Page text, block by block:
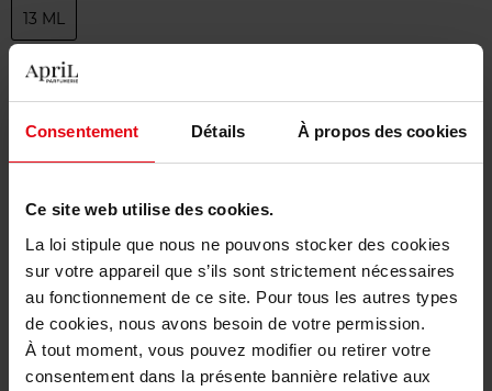
Consentement Détails À propos des cookies
Ce site web utilise des cookies.
La loi stipule que nous ne pouvons stocker des cookies
sur votre appareil que s’ils sont strictement nécessaires
au fonctionnement de ce site. Pour tous les autres types
de cookies, nous avons besoin de votre permission.
À tout moment, vous pouvez modifier ou retirer votre
consentement dans la présente bannière relative aux
13 ML
Quantité
1
Livraison
Etre prévenu de la disponibilité
Livraison gratuite à partir de 50€
Retour gratuit dans votre magasin